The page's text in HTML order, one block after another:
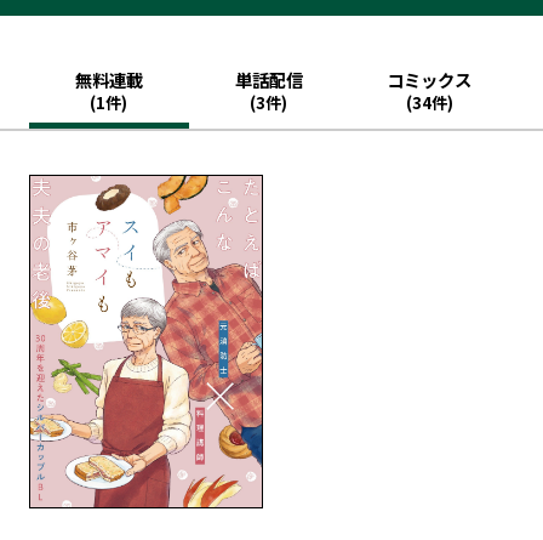
無料連載
(1件)
単話配信
(3件)
コミックス
(34件)